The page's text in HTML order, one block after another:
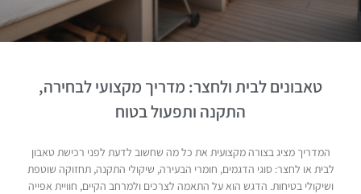
טאבונים לבית ולחצר: מדריך מקצועי לבחירה,
התקנה ותפעול בטוח
המדריך מציג בצורה מקצועית את כל מה שחשוב לדעת לפני רכישת טאבון
לבית או לחצר: סוגי הדגמים, חומרי הבעירה, שיקולי התקנה, תחזוקה שוטפת
ושיקולי בטיחות. הדגש הוא על התאמה לצרכים ולמרחב הקיים, חוויית אפייה